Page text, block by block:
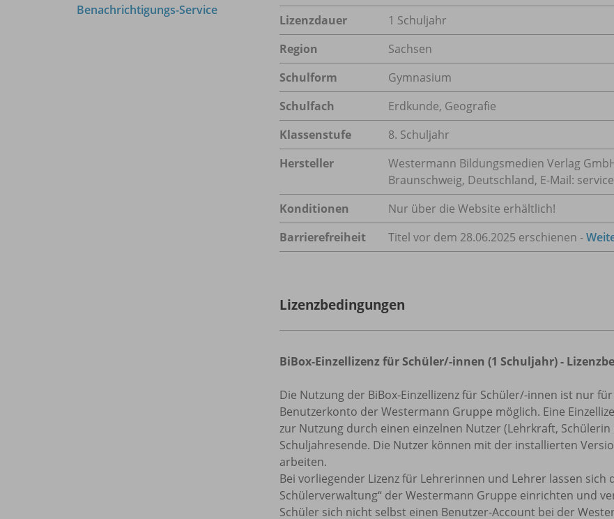
Benachrichtigungs-Service
Lizenzdauer
1 Schuljahr
Region
Sachsen
Schulform
Gymnasium
Schulfach
Erdkunde, Geografie
Klassenstufe
8. Schuljahr
Hersteller
Westermann Bildungsmedien Verlag
Braunschweig, Deutschland, E-Mail:
Konditionen
Nur über die Website erhältlich!
Barrierefreiheit
Titel vor dem 28.06.2025 erschienen -
Lizenzbedingungen
BiBox-Einzellizenz für Schüler/-innen (1 Schuljahr) -
Die Nutzung der BiBox-Einzellizenz für Schüler/-innen ist nur
Benutzerkonto der Westermann Gruppe möglich. Eine
zur Nutzung durch einen einzelnen Nutzer (Lehrkraft,
Schuljahresende. Die Nutzer können mit der installierten
arbeiten.
Bei vorliegender Lizenz für Lehrerinnen und Lehrer lassen sich
Schülerverwaltung“ der Westermann Gruppe einrichten und
Schüler sich nicht selbst einen Benutzer-Account bei der